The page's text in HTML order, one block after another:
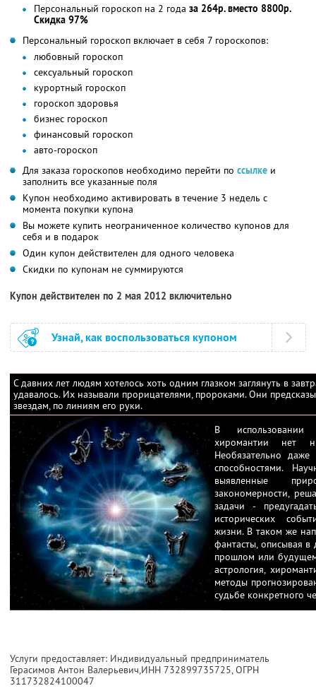
Персональный гороскоп на 2 года за 264р. вместо 8800р.
Скидка 97%
Персональный гороскоп включает в себя 7 гороскопов:
любовный гороскоп
сексуальный гороскоп
курортный гороскоп
гороскоп здоровья
бизнес гороскоп
финансовый гороскоп
авто-гороскоп
Для заказа гороскопов необходимо перейти по ссылке и
заполнить все указанные поля
Купон необходимо активировать в течение 3 недель с
момента покупки купона
Вы можете купить неограниченное количество купонов для
себя и в подарок
Один купон действителен для одного человека
Скидки по купонам не суммируются
Купон действителен по 2 мая 2012 включительно
Узнай, как воспользоваться купоном
С давних лет людям хотелось хоть одним глазком заглянуть в
удавалось. Их называли прорицателями, пророками. Они
звездам, по линиям его руки.
В
хиромантии нет
Необязательно даже
способностями.
выявленные
закономерности,
задачи -
исторических
жизни. В таком же
фантасты, описывая
прошлом или
астрология,
методы
судьбе конкретного
Услуги предоставляет: Индивидуальный предприниматель
Герасимов Антон Валерьевич,ИНН 732899735725, ОГРН
311732824100047